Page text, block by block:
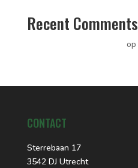
Recent Comments
op
CONTACT
Sterrebaan 17
3542 DJ Utrecht